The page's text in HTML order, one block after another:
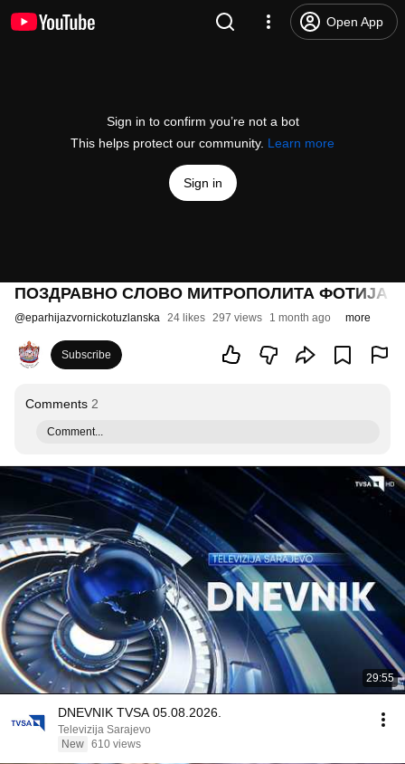
Open App
Sign in to confirm you’re not a bot
This helps protect our community. Learn more
Sign in
ПОЗДРАВНО СЛОВО МИТРОПОЛИТА ФОТИЈА
@eparhijazvornickotuzlanska 24 likes 297 views 1 month ago more
Subscribe
Comments 2
Comment...
29:55
DNEVNIK TVSA 05.08.2026.
Televizija Sarajevo
New 610 views